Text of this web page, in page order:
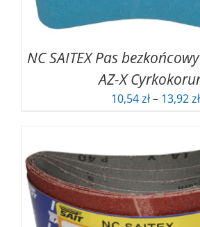
NC SAITEX Pas
AZ-X
10,54zł– 13,92zł